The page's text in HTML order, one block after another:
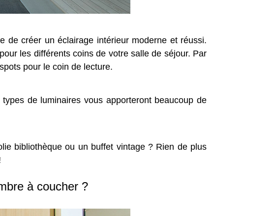
de créer un éclairage intérieur moderne et réussi.
les différents coins de votre salle de séjour. Par
pour le coin de lecture.
de luminaires vous apporteront beaucoup de
bibliothèque ou un buffet vintage ? Rien de plus
à coucher ?